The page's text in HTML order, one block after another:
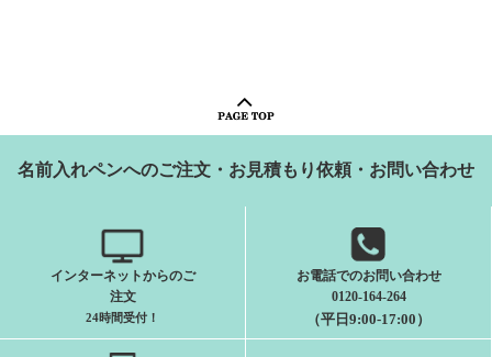
名前入れペンへのご注文・お見積もり依頼・お問い合わせ
インターネットからのご
注文
24時間受付 ！
お電話でのお問い合わせ
0120-164-264
（平日9:00-17:00）